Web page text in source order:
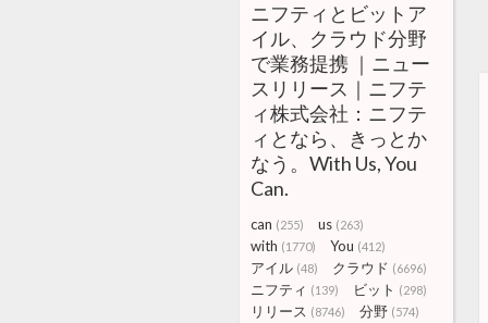
ニフティとビットア
イル、クラウド分野
で業務提携 ｜ニュー
スリリース｜ニフテ
ィ株式会社：ニフテ
ィとなら、きっとか
なう。With Us, You
Can.
can (255) us (263)
with (1770) You (412)
アイル (48) クラウド (6696)
ニフティ (139) ビット (298)
リリース (8746) 分野 (574)